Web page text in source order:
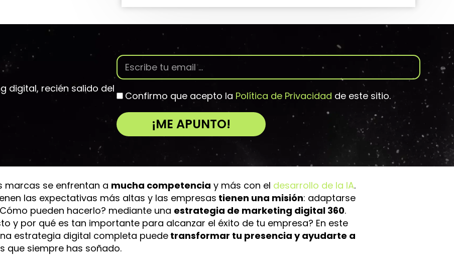
digital, recién salido del
Confirmo que acepto la Política de Privacidad de este sitio.
¡ME APUNTO!
t
r
n
a
t
i
v
marcas se enfrentan a mucha competencia y más con el desarrollo de la IA.
las expectativas más altas y las empresas tienen una misión: adaptarse
pueden hacerlo? mediante una estrategia de marketing digital 360.
y por qué es tan importante para alcanzar el éxito de tu empresa? En este
estrategia digital completa puede transformar tu presencia y ayudarte a
que siempre has soñado.